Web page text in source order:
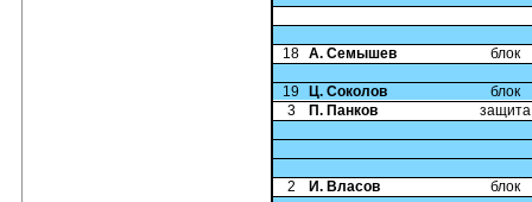
18 А. Семышев блок
19 Ц. Соколов
блок
3
П. Панков защита
2 И. Власов блок